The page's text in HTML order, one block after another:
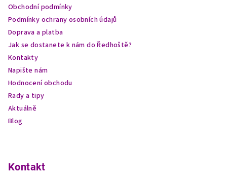
Obchodní podmínky
Podmínky ochrany osobních údajů
Doprava a platba
Jak se dostanete k nám do Ředhoště?
Kontakty
Napište nám
Hodnocení obchodu
Rady a tipy
Aktuálně
Blog
Kontakt